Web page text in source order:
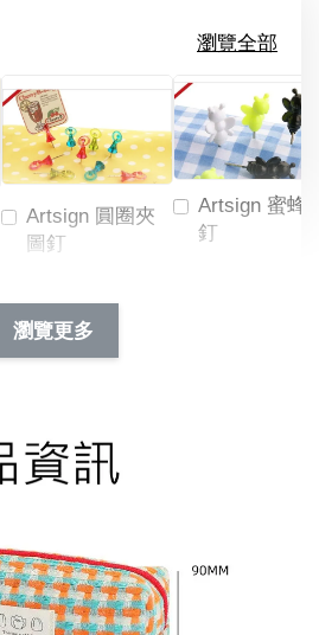
瀏覽全部
Artsign 圓圈夾
圖釘
NT$ 19.00
NT$ 66.00
Artsign 蜜蜂
釘
瀏覽更多